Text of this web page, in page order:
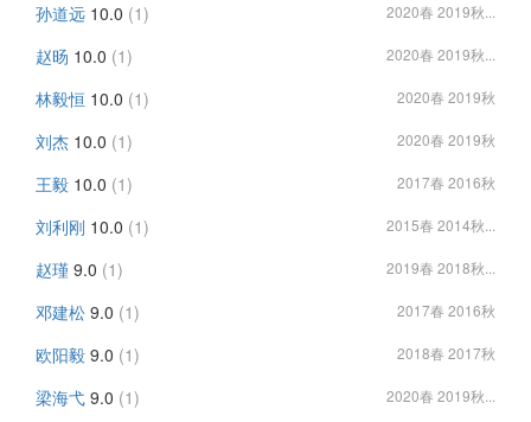
孙道远 10.0 (1) 2020春 2019秋...
赵旸 10.0 (1) 2020春 2019秋...
林毅恒 10.0 (1) 2020春 2019秋
刘杰 10.0 (1) 2020春 2019秋
王毅 10.0 (1) 2017春 2016秋
刘利刚 10.0 (1) 2015春 2014秋...
赵瑾 9.0 (1) 2019春 2018秋...
邓建松 9.0 (1) 2017春 2016秋
欧阳毅 9.0 (1) 2018春 2017秋
梁海弋 9.0 (1) 2020春 2019秋...